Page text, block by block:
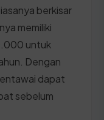
berkisar
memiliki
untuk
Dengan
dapat
sebelum